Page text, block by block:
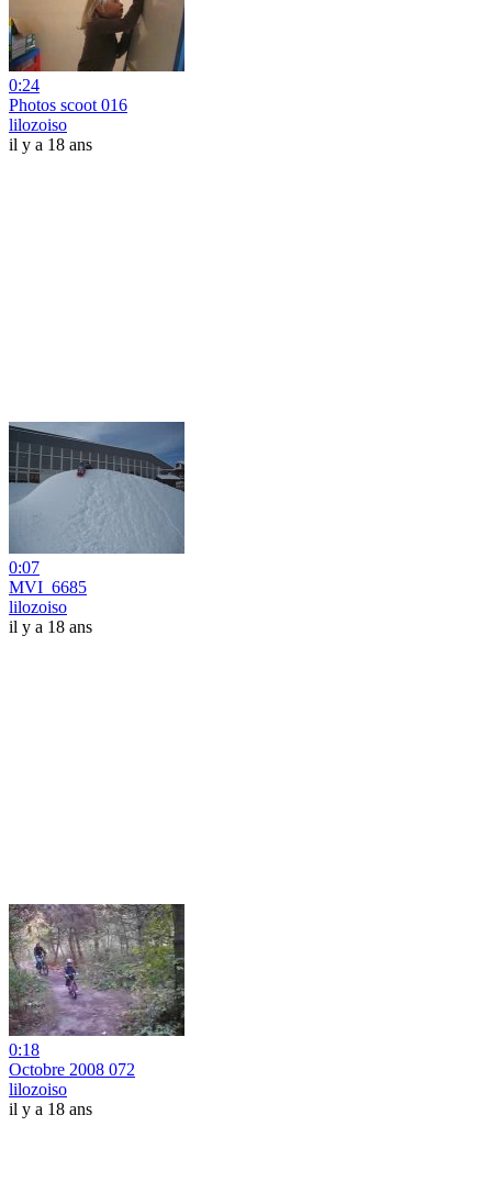
0:24
Photos scoot 016
lilozoiso
il y a 18 ans
0:07
MVI_6685
lilozoiso
il y a 18 ans
0:18
Octobre 2008 072
lilozoiso
il y a 18 ans